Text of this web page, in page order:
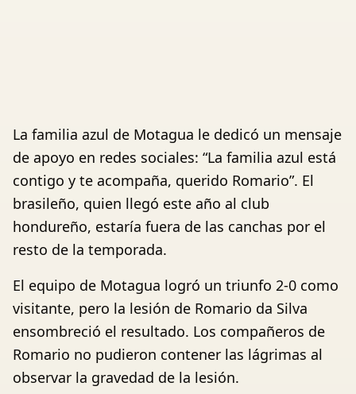
La familia azul de Motagua le dedicó un mensaje
de apoyo en redes sociales: “La familia azul está
contigo y te acompaña, querido Romario”. El
brasileño, quien llegó este año al club
hondureño, estaría fuera de las canchas por el
resto de la temporada.
El equipo de Motagua logró un triunfo 2-0 como
visitante, pero la lesión de Romario da Silva
ensombreció el resultado. Los compañeros de
Romario no pudieron contener las lágrimas al
observar la gravedad de la lesión.